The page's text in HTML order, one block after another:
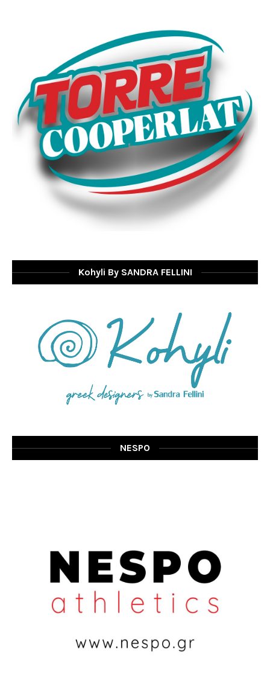
Kohyli By SANDRA FELLINI
NESPO